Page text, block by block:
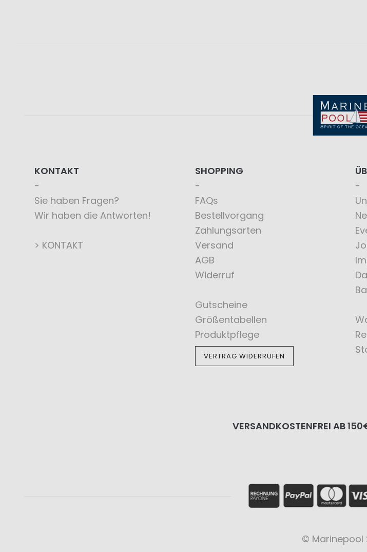
KONTAKT
Sie haben Fragen?
Wir haben die Antworten!
> KONTAKT
SHOPPING
FAQs
Bestellvorgang
Zahlungsarten
Versand
AGB
Widerruf
Gutscheine
Größentabellen
Produktpflege
VERTRAG WIDERRUFEN
VERSANDKOSTENFREI AB
© Marinepool